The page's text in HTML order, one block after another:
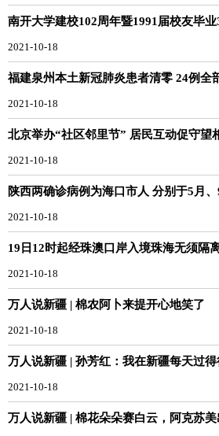
南开大学建校102周年暨1991届校友毕
2021-10-18
福建泉州本土新冠肺炎患者清零 24例全
2021-10-18
北京举办“社区邻里节” 居民互动促守望
2021-10-18
陕西两确诊病例为海口市人 分别于5月
2021-10-18
19日12时起经珠澳口岸入境珠海无须隔
2021-10-18
万人说新疆 | 棉农阿卜来提开心地笑了
2021-10-18
万人说新疆 | 孙芳红：我在新疆每天过
2021-10-18
万人说新疆 | 棉花朵朵赛白云，阿克苏美